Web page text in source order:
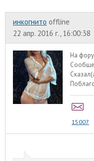
инкогнито offline
22 апр. 2016 г., 16:00:38
На
15007